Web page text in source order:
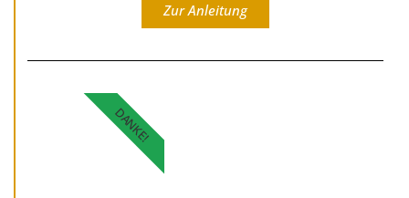
Zur Anleitung
DANKE!